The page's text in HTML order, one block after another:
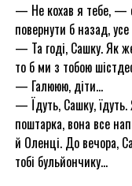
— Не кохав я тебе, —
повернути б назад,
— Та годі, Сашку. Як
то б ми з тобою
— Галююю, діти…
— Їдуть, Сашку,
поштарка, вона все
й Оленці. До вечора,
тобі бульйончику…